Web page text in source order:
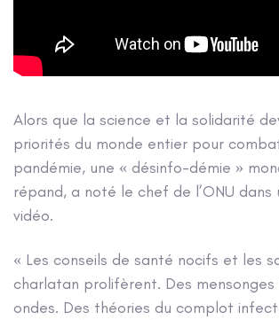
Alors que la science et la solidarité
priorités du monde entier pour
pandémie, une « désinfo-démie »
répand, a noté le chef de l’ONU dans
vidéo.
« Les conseils de santé nocifs et les
charlatan prolifèrent. Des
ondes. Des théories du complot